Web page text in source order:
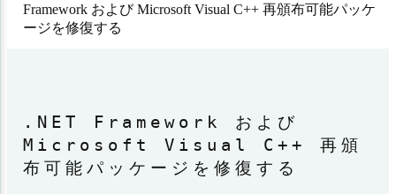
Framework および Microsoft Visual C++ 再頒布可能パッケ
ージを修復する
.NET Framework および
Microsoft Visual C++ 再頒
布可能パッケージを修復する